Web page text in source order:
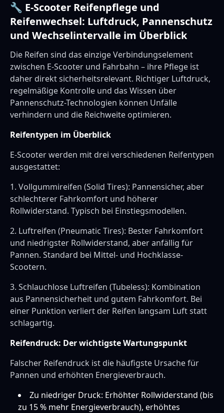
🔧 E-Scooter Reifenpflege und
Reifenwechsel: Luftdruck, Pannenschutz
und Wechselintervalle im Überblick
Die Reifen sind das einzige Verbindungselement
zwischen E-Scooter und Fahrbahn – ihre Pflege ist
daher direkt sicherheitsrelevant. Richtiger Luftdruck,
regelmäßige Kontrolle und das Wissen über
Pannenschutz-Technologien können Unfälle
verhindern und die Reichweite optimieren.
Reifentypen im Überblick
E-Scooter werden mit drei verschiedenen Reifentypen
ausgestattet:
1. Vollgummireifen (Solid Tires): Pannensicher, aber
schlechterer Fahrkomfort und höherer
Rollwiderstand. Typisch bei Einstiegsmodellen.
2. Luftreifen (Pneumatic Tires): Bester Fahrkomfort
und niedrigster Rollwiderstand, aber anfällig für
Pannen. Standard bei Mittel- und Hochklasse-
Scootern.
3. Schlauchlose Luftreifen (Tubeless): Kombination
aus Pannensicherheit und gutem Fahrkomfort. Bei
einer Punktion verliert der Reifen langsam Luft statt
schlagartig.
Reifendruck: Der wichtigste Wartungspunkt
Falscher Reifendruck ist die häufigste Ursache für
Pannen und erhöhten Energieverbrauch.
Zu niedriger Druck: Erhöhter Rollwiderstand (bis
zu 15 % mehr Energieverbrauch), erhöhtes